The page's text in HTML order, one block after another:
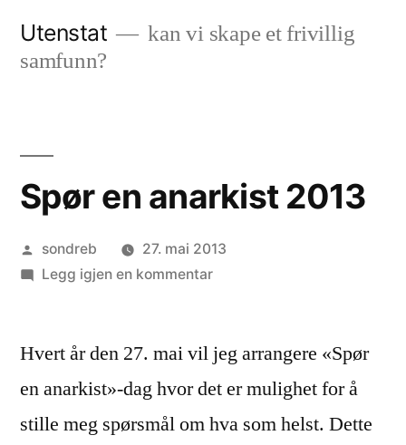
Utenstat
kan vi skape et frivillig
samfunn?
Spør en anarkist 2013
Publisert
av
sondreb
27. mai 2013
Legg igjen en kommentartil
anarkist
Hvert år den 27. mai vil jeg arrangere «Spør
en anarkist»-dag hvor det er mulighet for å
stille meg spørsmål om hva som helst. Dette